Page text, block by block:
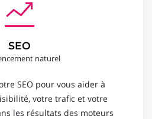
SEO
naturel
SEO pour vous aider à
votre trafic et votre
les résultats des moteurs